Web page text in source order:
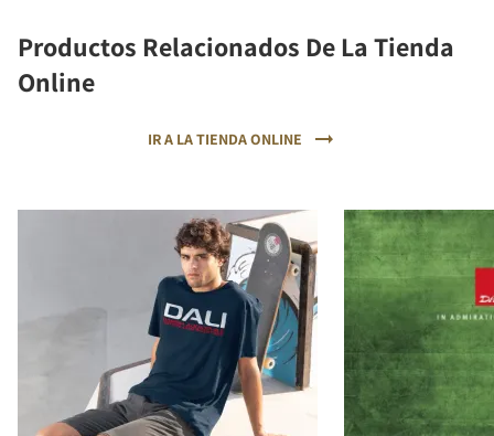
Productos Relacionados De La Tienda
Online
IR A LA TIENDA ONLINE